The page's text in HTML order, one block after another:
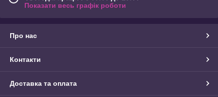
Показати весь графік роботи
Про нас
Контакти
Доставка та оплата